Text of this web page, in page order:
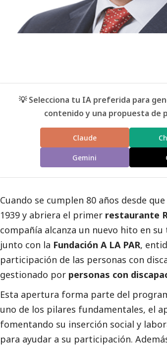
💡 Selecciona tu IA preferida para
contenido y una propuesta de
Claude
Gemini
Cuando se cumplen 80 años desde que
1939 y abriera el primer restaurante
compañía alcanza un nuevo hito en
junto con la Fundación A LA PAR,
participación de las personas con
gestionado por personas con
Esta apertura forma parte del
uno de los pilares fundamentales, el
fomentando su inserción social y
para ayudar a su participación.